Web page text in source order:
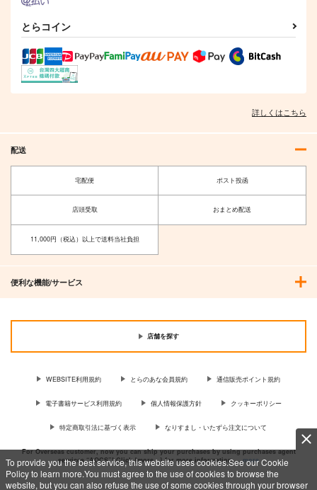
To provide you the best service, this website uses cookies.See our Cookie
Policy to learn more.You must agree to the use of cookies to browse the
website, but you can also refuse the use of some cookies through your browser
東方Projectクリアフ
ァイル藍
Przm Star
330円（税込）
八雲藍
サンプル
株式会社虎の穴
509円（税込）
サンプル
Meme in Wonderland.
1,222
サンプル
作品詳細
スト展】クリアファイ
660円
サンプル
作品詳細
スト展】クリアファイ
ルセット Re岳
クリエイティア
660円
サンプル
作品詳細
とらコイン
詳しくはこちら
配送
宅配便 ポスト投函
店頭受取 おまとめ配送
11,000円（税込）以上で送料当社負担
便利な機能/サービス
店舗を探す
WEBSITE利用規約 とらのあな会員規約 通信販売ポイント規約
電子書籍サービス利用規約 個人情報保護方針 クッキーポリシー
特定商取引法に基づく表示 なりすまし・いたずら注文について
For Overseas customer, now you can ship your purchases by using purchases agent
services “AOCS”! Click {more…} for more information …more